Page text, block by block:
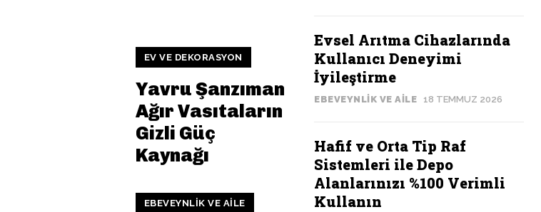
EV VE DEKORASYON
Yavru Şanzıman
Ağır Vasıtaların
Gizli Güç
Kaynağı
EBEVEYNLIK VE AILE
Evsel Arıtma Cihazlarında
Kullanıcı Deneyimi
İyileştirme
EBEVEYNLIK VE AILE 18 TEMMUZ 2026
Hafif ve Orta Tip Raf
Sistemleri ile Depo
Alanlarınızı %100 Verimli
Kullanın